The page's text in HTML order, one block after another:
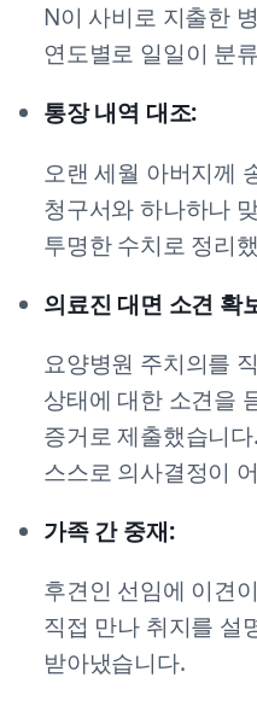
N이 사비로 지출한
연도별로 일일이 분
통장 내역 대조:
오랜 세월 아버지께
청구서와 하나하나
투명한 수치로 정리
의료진 대면 소견 확
요양병원 주치의를
상태에 대한 소견을
증거로 제출했습니
스스로 의사결정이
가족 간 중재:
후견인 선임에 이견
직접 만나 취지를 설
받아냈습니다.